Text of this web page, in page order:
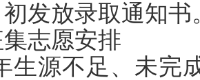
初发放录取通知书
集志愿安排
生源不足、未完